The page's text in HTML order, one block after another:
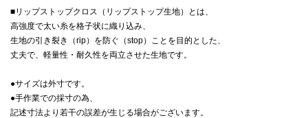
■リップストップクロス（リップストップ生地）とは、
高強度で太い糸を格子状に織り込み、
生地の引き裂き（rip）を防ぐ（stop）ことを目的とした、
丈夫で、軽量性・耐久性を両立させた生地です。
●サイズは外寸です。
●手作業での採寸の為、
記述寸法より若干の誤差が生じる場合がございます。